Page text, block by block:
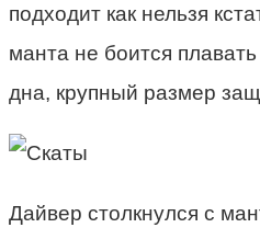
подходит как нельзя
манта не боится
дна, крупный размер
Дайвер столкнулся с